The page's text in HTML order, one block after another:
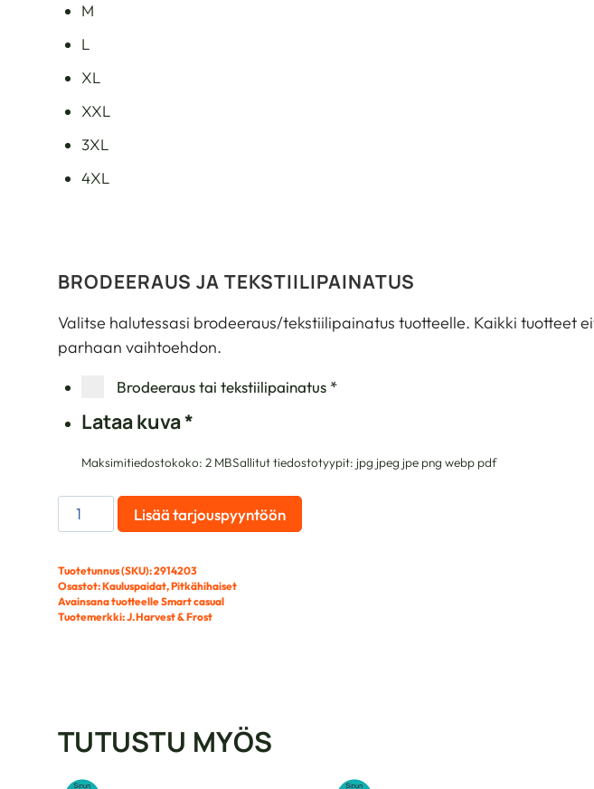
M
L
XL
XXL
3XL
4XL
BRODEERAUS JA TEKSTIILIPAINATUS
Valitse halutessasi brodeeraus/tekstiilipainatus tuotteelle. Kaikki tuotteet
parhaan vaihtoehdon.
Brodeeraus tai tekstiilipainatus*
Lataa kuva*
Maksimitiedostokoko: 2 MBSallitut tiedostotyypit: jpg jpeg jpe png webp pdf
J.H&FROST
PURPLE
142
LADY
määrä
Lisää tarjouspyyntöön
Tuotetunnus (SKU):2914203
Osastot:Kauluspaidat,Pitkähihaiset
Avainsana tuotteelleSmart casual
Tuotemerkki:J.Harvest & Frost
TUTUSTU MYÖS